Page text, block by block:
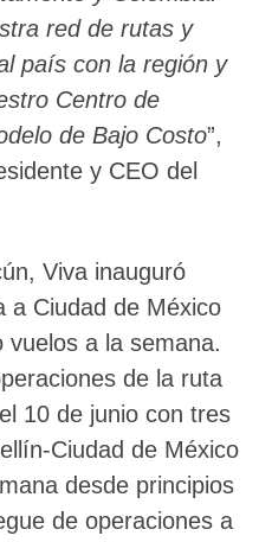
red de rutas y
país con la región y
Centro de
de Bajo Costo”,
y CEO del
Viva inauguró
a Ciudad de México
a la semana.
de la ruta
10 de junio con tres
Ciudad de México
desde principios
de operaciones a